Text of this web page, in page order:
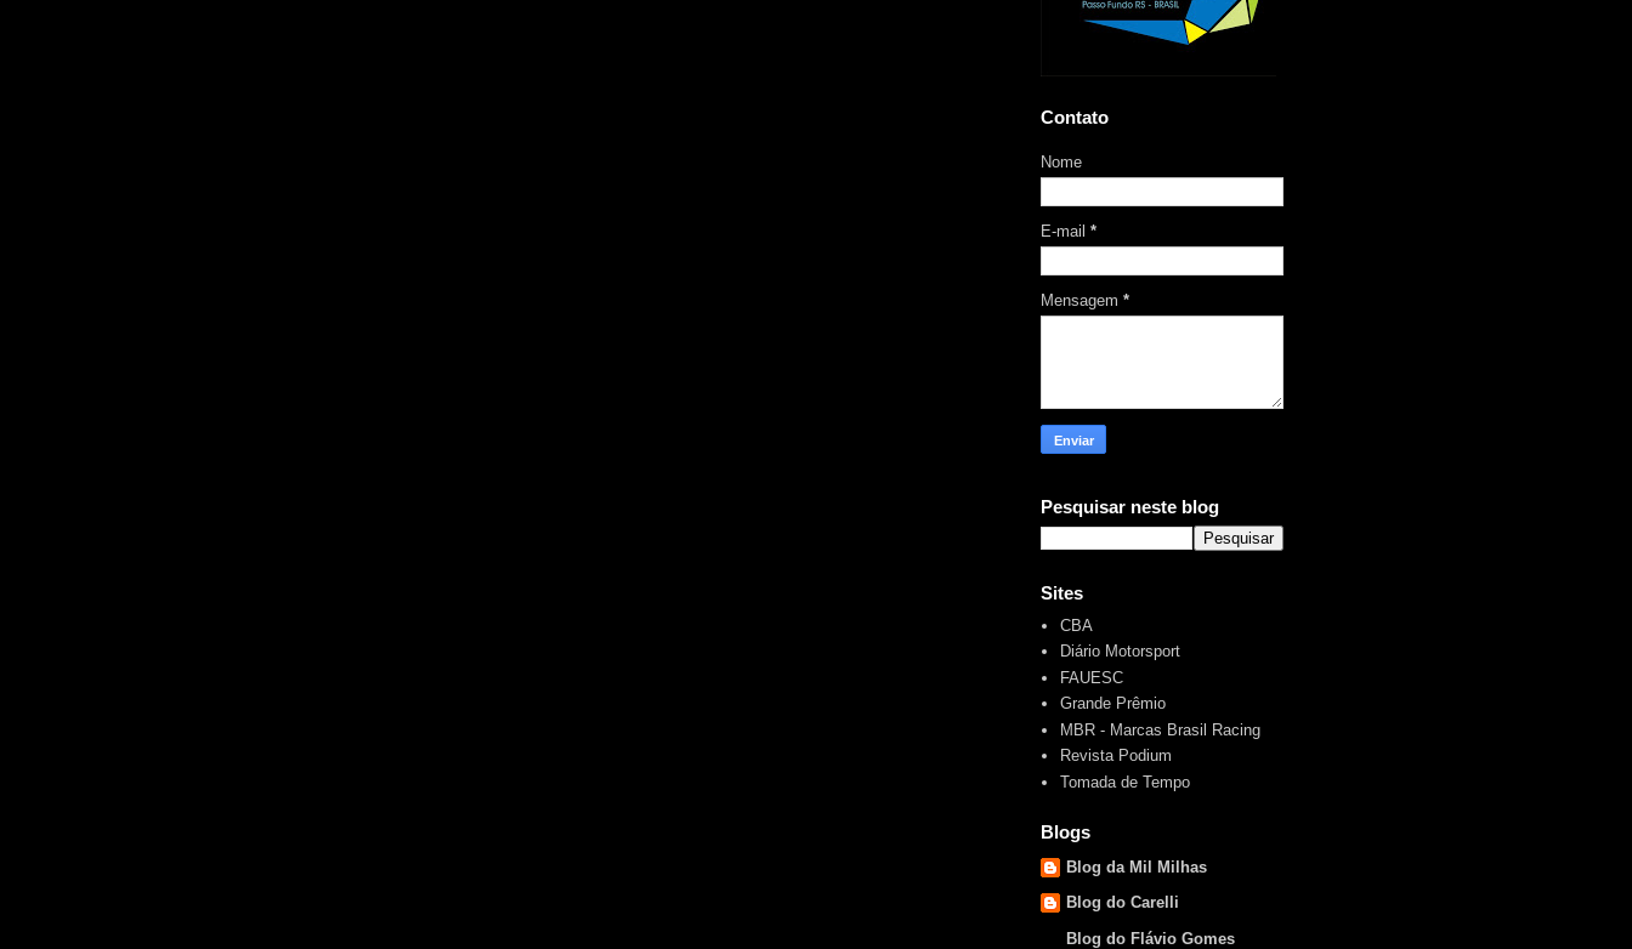
Contato
Nome
E-mail *
Mensagem *
Pesquisar neste blog
Sites
CBA
Diário Motorsport
FAUESC
Grande Prêmio
MBR - Marcas Brasil Racing
Revista Podium
Tomada de Tempo
Blogs
Blog da Mil Milhas
Blog do Carelli
Blog do Flávio Gomes